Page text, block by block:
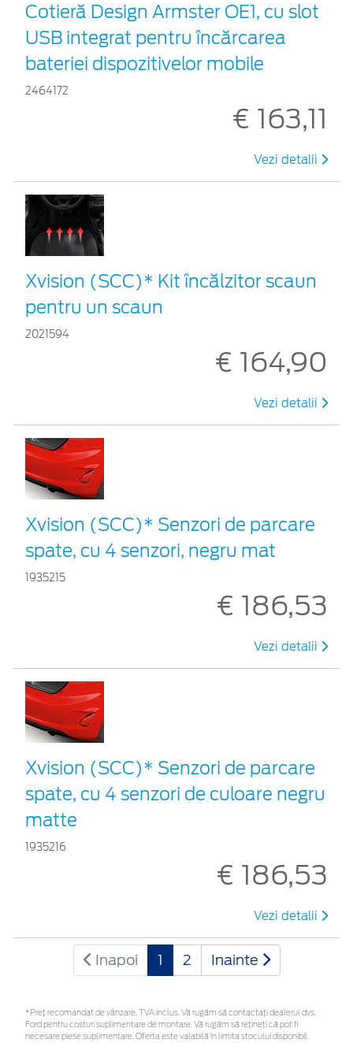
Cotieră Design Armster OE1, cu slot
USB integrat pentru încărcarea
bateriei dispozitivelor mobile
2464172
€ 163,11
Vezi detalii
Xvision (SCC)* Kit încălzitor scaun
pentru un scaun
2021594
€ 164,90
Vezi detalii
Xvision (SCC)* Senzori de parcare
spate, cu 4 senzori, negru mat
1935215
€ 186,53
Vezi detalii
Xvision (SCC)* Senzori de parcare
spate, cu 4 senzori de culoare negru
matte
1935216
€ 186,53
Vezi detalii
Inapoi 1 2 Inainte
*Preţ recomandat de vânzare, TVA inclus. Vă rugăm să contactaţi dealerul dvs.
Ford pentru costuri suplimentare de montare. Vă rugăm să rețineți că pot fi
necesare piese suplimentare. Oferta este valabilă în limita stocului disponibil.